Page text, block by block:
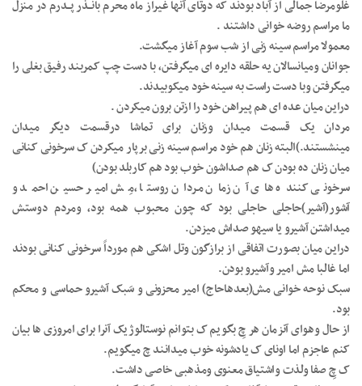
غلومرضا جمالی از آباد بودند که دوتای آنها غیراز ماه محرم بانــذر پــدرم در منزل
ما مراسم روضه خوانی داشتند .
معمولا مراسم سینه زنی از شب سوم آغاز میگشت.
جوانان ومیانسالان یه حلقه دایره ای میگرفتن، با دست چپ کمربند رفیق بغلی را
میگرفتن وبا دست راست به سینه خود میکوبیدند.
دراین میان عده ای هم پیراهن خود را ازتن برون میکردن .
مردان یک قسمت میدان وزنان برای تماشا درقسمت دیگر میدان
مینشستند.)البته زنان هم خود مراسم سینه زنی برپار میکردن ک سرخونی کنانی
میان زنان ده بودن ک هم صداشون خوب بود هم کاربلد بودن)
سرخونی کننده های آن زمان مـردان روستا ،مِش امیر حسین احمد و
آشور(آشیر)حاجلی حاجلی بود که چون محبوب همه بود، ومردم دوستش
میداشتن آشیرو یا سیهو صداش میزدن.
دراین میان بصورت اتفاقی از برازگون وتل اشکی هم مورداً سرخونی کنانی بودند
اما غالبا مش امیر وآشیرو بودن.
سبک نوحه خوانی مش(بعدهاحاج) امیر محزونی و سَبک آشیرو حماسی و محکم
بود.
از حال وهوای آنزمان هر چِ بگویم ک بتوانم نوستالوژیک آنرا برای امروزی ها بیان
کنم عاجزم اما اونای ک یادشونه خوب میدانند چ میگویم.
ک چِ صفا ولذت واشتیاق معنوی ومذهبی خاصی داشت.